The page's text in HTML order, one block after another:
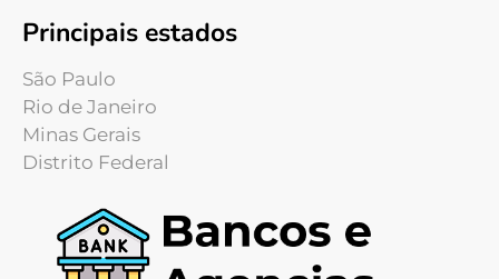
Principais estados
São Paulo
Rio de Janeiro
Minas Gerais
Distrito Federal